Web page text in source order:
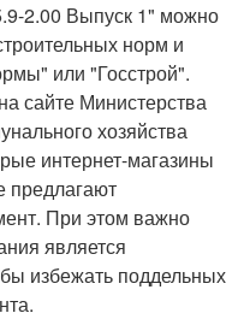
2.00 Выпуск 1" можно
норм и
или "Госстрой".
сайте Министерства
хозяйства
интернет-магазины
предлагают
При этом важно
является
избежать поддельных